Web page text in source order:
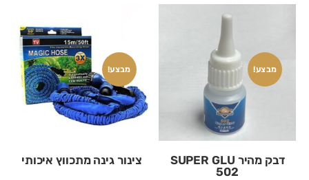
מבצע!
דבק מהיר SUPER GLU
502
מבצע!
צינור גינה מתכווץ איכותי